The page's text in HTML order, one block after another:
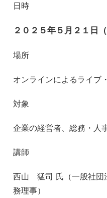
日時
２０２５年５月２１日
場所
オンラインによるライブ
対象
企業の経営者、総務・人
講師
西山 猛司 氏（一般社
務理事）